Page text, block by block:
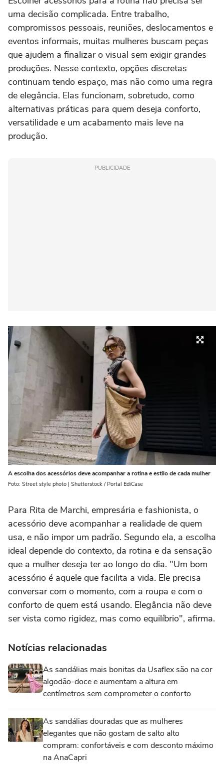
uma decisão complicada. Entre trabalho,
compromissos pessoais, reuniões, deslocamentos e
eventos informais, muitas mulheres buscam peças
que ajudem a finalizar o visual sem exigir grandes
produções. Nesse contexto, opções discretas
continuam tendo espaço, mas não como uma regra
de elegância. Elas funcionam, sobretudo, como
alternativas práticas para quem deseja conforto,
versatilidade e um acabamento mais leve na
produção.
PUBLICIDADE
A escolha dos acessórios deve acompanhar a rotina e estilo de cada mulher
Foto: Street style photo | Shutterstock / Portal EdiCase
Para Rita de Marchi, empresária e fashionista, o
acessório deve acompanhar a realidade de quem
usa, e não impor um padrão. Segundo ela, a escolha
ideal depende do contexto, da rotina e da sensação
que a mulher deseja ter ao longo do dia. "Um bom
acessório é aquele que facilita a vida. Ele precisa
conversar com o momento, com a roupa e com o
conforto de quem está usando. Elegância não deve
ser vista como rigidez, mas como equilíbrio", afirma.
Notícias relacionadas
As sandálias mais bonitas da Usaflex são na cor
algodão-doce e aumentam a altura em
centímetros sem comprometer o conforto
As sandálias douradas que as mulheres
elegantes que não gostam de salto alto
compram: confortáveis e com desconto máximo
na AnaCapri